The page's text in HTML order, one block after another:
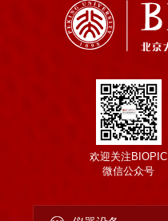
欢迎关注BIOPIC
微信公众号